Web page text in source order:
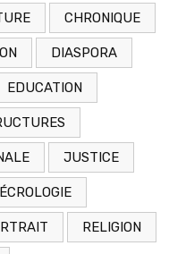
CHRONIQUE
DIASPORA
EDUCATION
JUSTICE
RELIGION